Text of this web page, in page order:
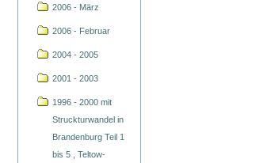
2006 - März
2006 - Februar
2004 - 2005
2001 - 2003
1996 - 2000 mit
Struckturwandel in
Brandenburg Teil 1
bis 5 , Teltow-